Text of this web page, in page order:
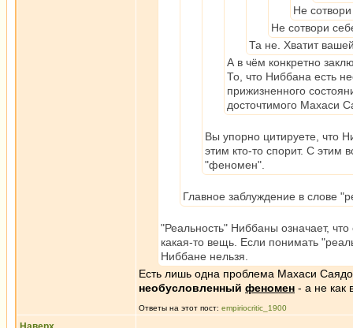
Не
Не сотвори
Та не. Хватит
А в чём конкретно
То, что Ниббана есть
прижизненного
досточтимого Махаси
Вы упорно цитируете, что
этим кто-то спорит. С этим
"феномен".
Главное заблуждение в слове
"Реальность" Ниббаны означает,
какая-то вещь. Если понимать
Ниббане нельзя.
Есть лишь одна проблема Махаси
необусловленный феномен - а не как
Ответы на этот пост: empiriocritic_1900